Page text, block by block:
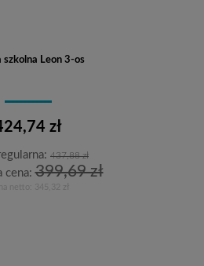
szkolna Leon 3-os
zł
437,88 zł
cena:399,69 zł
345,32 zł